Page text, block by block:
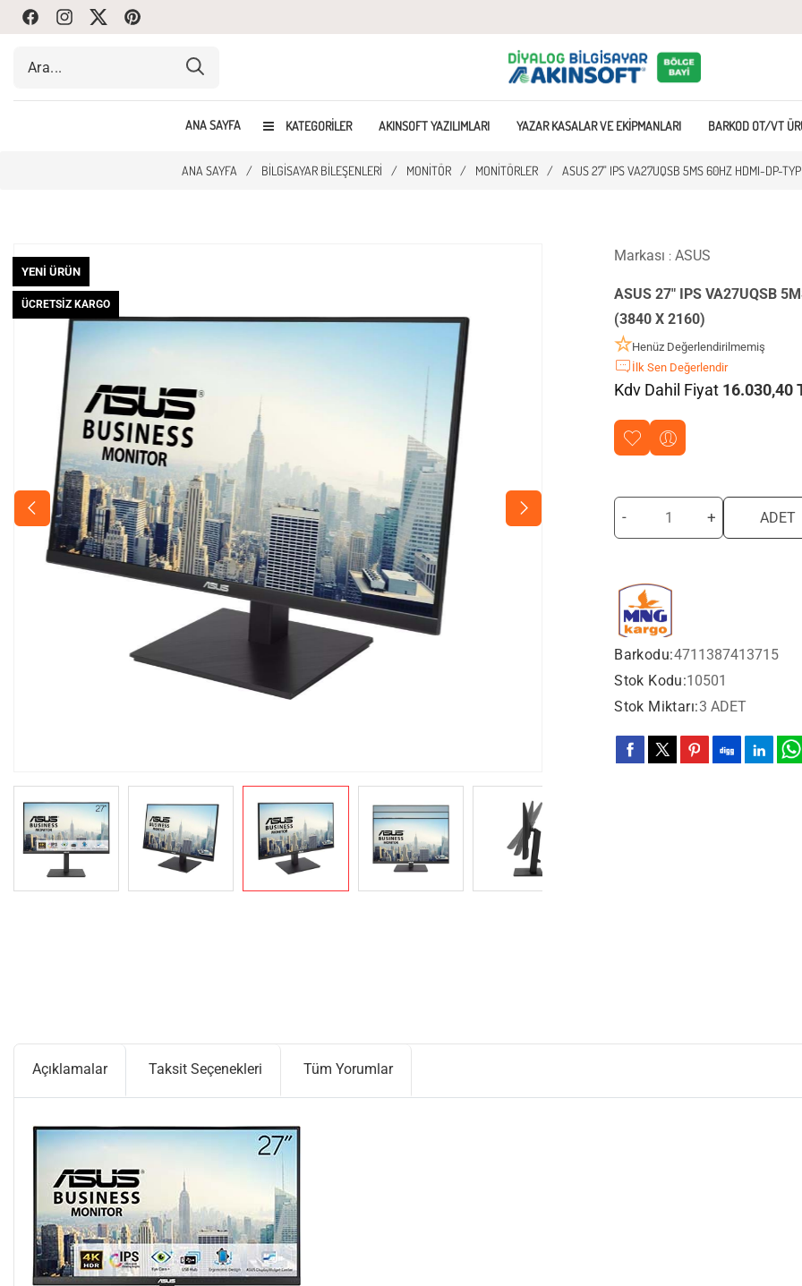
FacebookInstagram
Twitte Pinterest
ANA SAYFA KATEGORILER AKINSOFT YAZILIMLARI YAZAR KASALAR VE EKIPMANLARI BARKOD OT/VT
ANA SAYFA / BILGISAYAR BILEŞENLERI / MONITÖR / MONITÖRLER / ASUS 27" IPS VA27UQSB 5MS 60HZ HDMI-DP-
YENI ÜRÜN
ÜCRETSIZ KARGO
Markası : ASUS
ASUS 27" IPS VA27UQSB
(3840 X 2160)
Henüz Değerlendirilmemiş
İlk Sen Değerlendir
Kdv Dahil Fiyat 16.030,40
- + ADET
Barkodu:4711387413715
Stok Kodu:10501
Stok Miktarı:3 ADET
Açıklamalar Taksit Seçenekleri Tüm Yorumlar